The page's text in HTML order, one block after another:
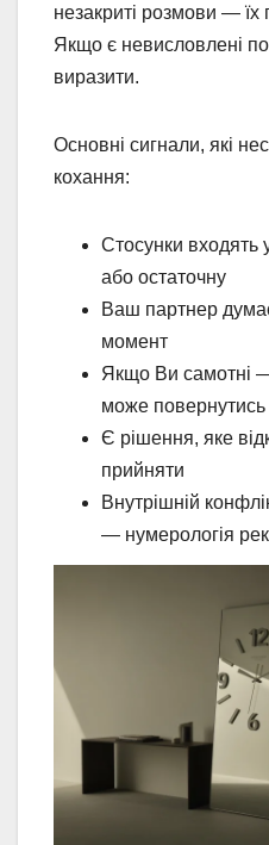
незакриті розмови — їх
Якщо є невисловлені
виразити.
Основні сигнали, які
кохання:
Стосунки
або остаточну
Ваш партнер
момент
Якщо Ви самотні
може повернутись
Є рішення, яке
прийняти
Внутрішній
— нумерологія